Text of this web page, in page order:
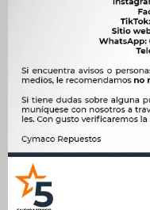
DIFERENCIAL 60CM3
MOLYKOTE
400
$ 332